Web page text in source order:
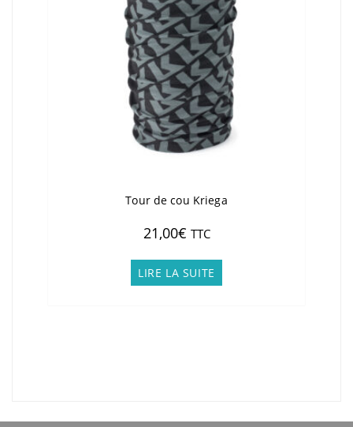
Tour de cou Kriega
21,00€ TTC
LIRE LA SUITE